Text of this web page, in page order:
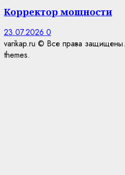
Корректор мощности
23.07.2026 0
varikap.ru © Все права защищены.
themes.